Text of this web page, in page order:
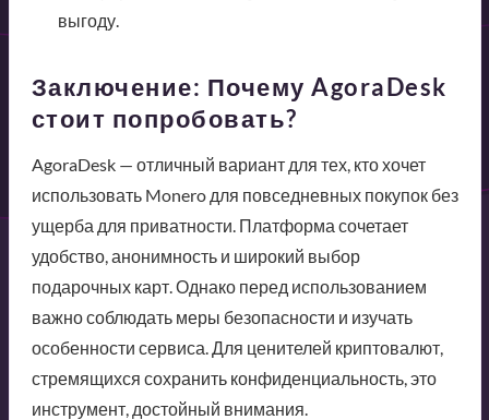
выгоду.
Заключение: Почему AgoraDesk
стоит попробовать?
AgoraDesk — отличный вариант для тех, кто хочет
использовать Monero для повседневных покупок без
ущерба для приватности. Платформа сочетает
удобство, анонимность и широкий выбор
подарочных карт. Однако перед использованием
важно соблюдать меры безопасности и изучать
особенности сервиса. Для ценителей криптовалют,
стремящихся сохранить конфиденциальность, это
инструмент, достойный внимания.